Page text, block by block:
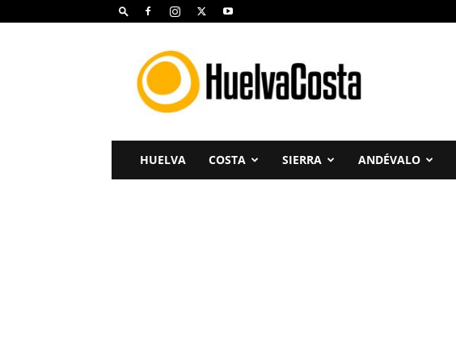
Huelva
Costa
HUELVA COSTA SIERRA ANDÉVALO